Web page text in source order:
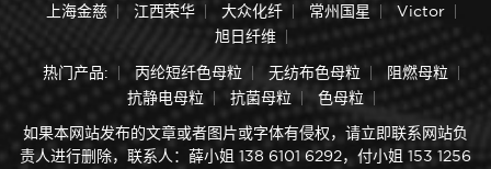
上海金慈
江西荣华 大众化纤 常州国星
Victor
旭日纤维
热门产品: 丙纶短纤色母粒 无纺布色母粒
阻燃母粒
抗静电母粒
抗菌母粒
色母粒
如果本网站发布的文章或者图片或字体有侵权，请立即联系网站负
责人进行删除，联系人：薛小姐 138 6101 6292，付小姐 153 1256